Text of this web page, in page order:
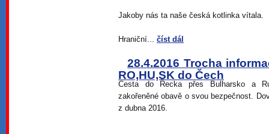
Jakoby nás ta naše česká kotlinka vítala.
Hraniční... číst dál
28.4.2016 Trocha
RO,HU,SK do Čech
Cesta do Řecka přes Bulharsko a
zakořeněné obavě o svou bezpečnost.
z dubna 2016.